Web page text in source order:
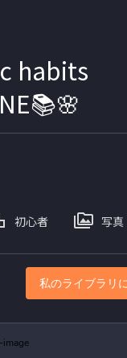
habits
初心者 写真
私のライブラリ